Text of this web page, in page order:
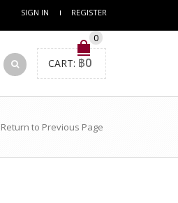
SIGN IN REGISTER
0
CART: ฿0
Return to Previous Page